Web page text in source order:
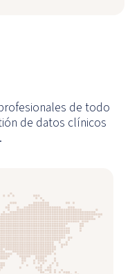
de todo
de datos clínicos